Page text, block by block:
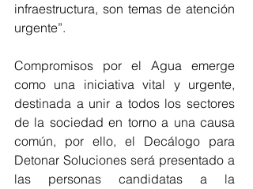
infraestructura, son temas de atención
urgente”.
Compromisos por el Agua emerge
como una iniciativa vital y urgente,
destinada a unir a todos los sectores
de la sociedad en torno a una causa
común, por ello, el Decálogo para
Detonar Soluciones será presentado a
las personas candidatas a la